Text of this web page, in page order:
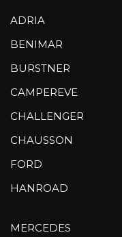
ADRIA
BENIMAR
BURSTNER
CAMPEREVE
CHALLENGER
CHAUSSON
FORD
HANROAD
MERCEDES